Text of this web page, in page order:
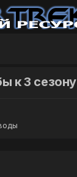
к 3 сезону